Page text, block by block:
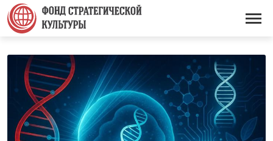
Перейти
основному
содержанию
Основная